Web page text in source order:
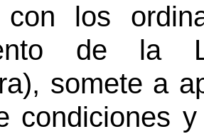
con los
de la
somete a
condiciones